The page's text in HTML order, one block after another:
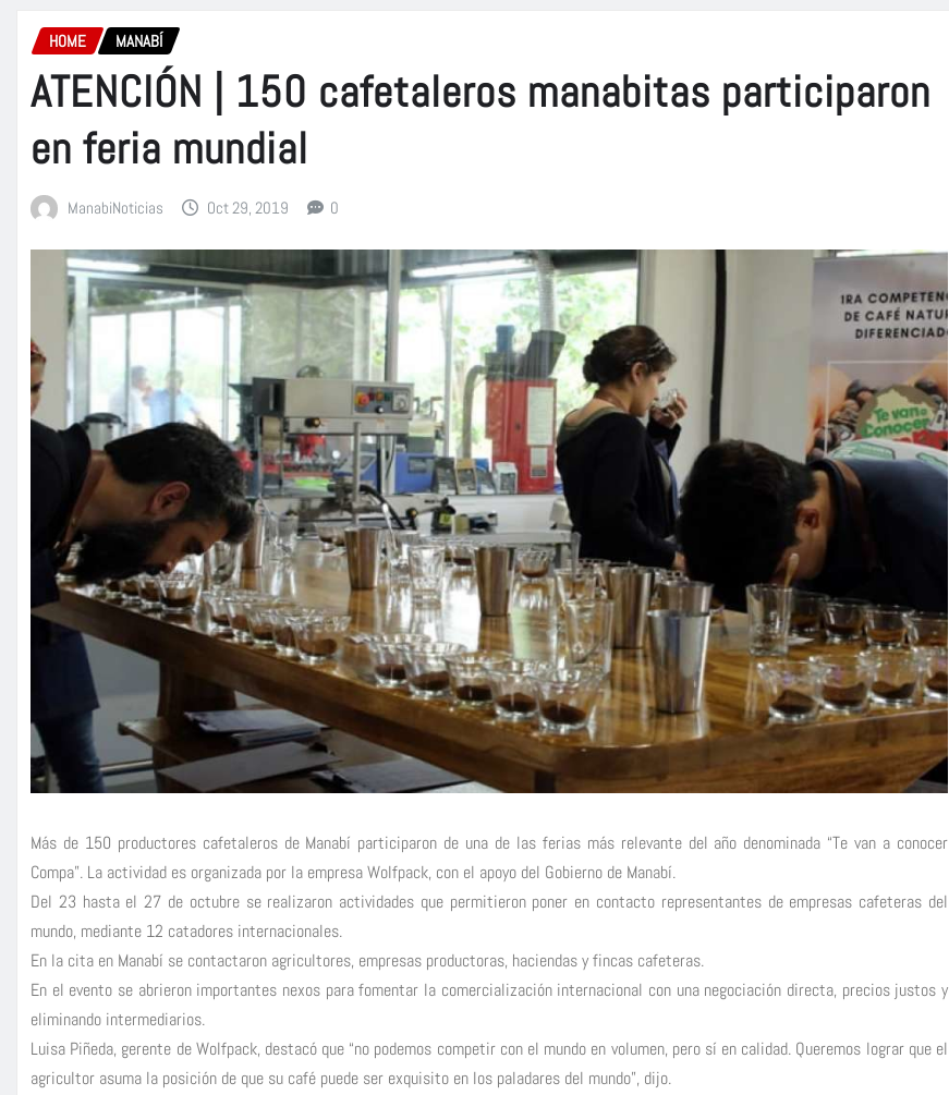
HOME MANABÍ
ATENCIÓN | 150 cafetaleros manabitas participaron
en feria mundial
ManabiNoticias Oct 29, 2019 0
Más de 150 productores cafetaleros de Manabí participaron de una de las ferias más relevante del año denominada “Te van a conocer
Compa”. La actividad es organizada por la empresa Wolfpack, con el apoyo del Gobierno de Manabí.
Del 23 hasta el 27 de octubre se realizaron actividades que permitieron poner en contacto representantes de empresas cafeteras del
mundo, mediante 12 catadores internacionales.
En la cita en Manabí se contactaron agricultores, empresas productoras, haciendas y fincas cafeteras.
En el evento se abrieron importantes nexos para fomentar la comercialización internacional con una negociación directa, precios justos y
eliminando intermediarios.
Luisa Piñeda, gerente de Wolfpack, destacó que “no podemos competir con el mundo en volumen, pero sí en calidad. Queremos lograr que el
agricultor asuma la posición de que su café puede ser exquisito en los paladares del mundo”, dijo.